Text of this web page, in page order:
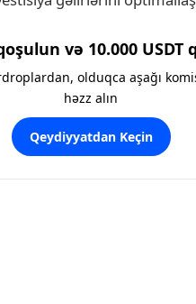
və 10.000 USDT
olduqca aşağı
həzz alın
Qeydiyyatdan Keçin